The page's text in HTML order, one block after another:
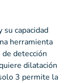
su capacidad
herramienta
detección
dilatación
3 permite la